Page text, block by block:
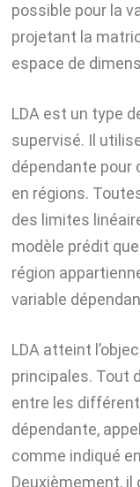
possible pour la
projetant la
espace de
LDA est un type
supervisé. Il
dépendante pour
en régions.
des limites
modèle prédit
région
variable
LDA atteint
principales. Tout
entre les
dépendante,
comme indiqué
Deuxièmement,